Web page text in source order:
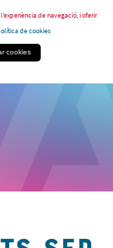
de navegació, i oferir
de cookies
cookies